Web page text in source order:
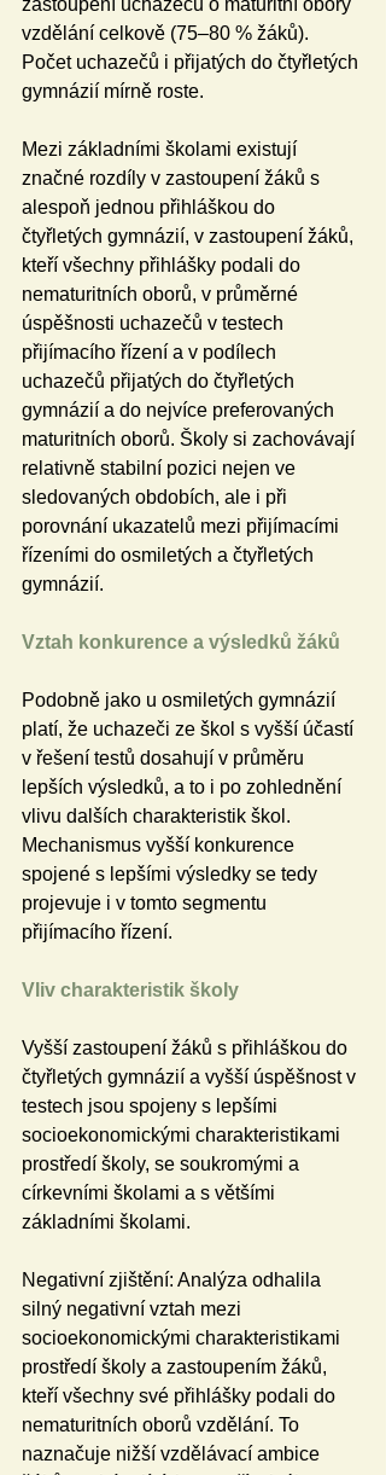
zastoupení uchazečů o maturitní obory
vzdělání celkově (75–80 % žáků).
Počet uchazečů i přijatých do čtyřletých
gymnázií mírně roste.
Mezi základními školami existují
značné rozdíly v zastoupení žáků s
alespoň jednou přihláškou do
čtyřletých gymnázií, v zastoupení žáků,
kteří všechny přihlášky podali do
nematuritních oborů, v průměrné
úspěšnosti uchazečů v testech
přijímacího řízení a v podílech
uchazečů přijatých do čtyřletých
gymnázií a do nejvíce preferovaných
maturitních oborů. Školy si zachovávají
relativně stabilní pozici nejen ve
sledovaných obdobích, ale i při
porovnání ukazatelů mezi přijímacími
řízeními do osmiletých a čtyřletých
gymnázií.
Vztah konkurence a výsledků žáků
Podobně jako u osmiletých gymnázií
platí, že uchazeči ze škol s vyšší účastí
v řešení testů dosahují v průměru
lepších výsledků, a to i po zohlednění
vlivu dalších charakteristik škol.
Mechanismus vyšší konkurence
spojené s lepšími výsledky se tedy
projevuje i v tomto segmentu
přijímacího řízení.
Vliv charakteristik školy
Vyšší zastoupení žáků s přihláškou do
čtyřletých gymnázií a vyšší úspěšnost v
testech jsou spojeny s lepšími
socioekonomickými charakteristikami
prostředí školy, se soukromými a
církevními školami a s většími
základními školami.
Negativní zjištění: Analýza odhalila
silný negativní vztah mezi
socioekonomickými charakteristikami
prostředí školy a zastoupením žáků,
kteří všechny své přihlášky podali do
nematuritních oborů vzdělání. To
naznačuje nižší vzdělávací ambice